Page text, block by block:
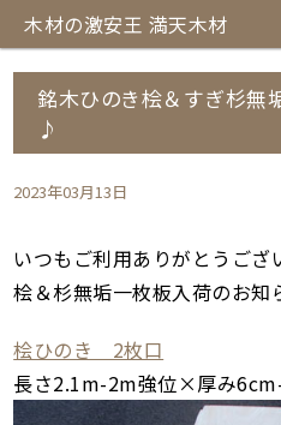
木材の激安王 満天木材
銘木ひのき桧＆すぎ杉無
♪
2023年03月13日
いつもご利用ありがとうござ
桧＆杉無垢一枚板入荷のお知
桧ひのき 2枚口
長さ2.1m-2m強位×厚み